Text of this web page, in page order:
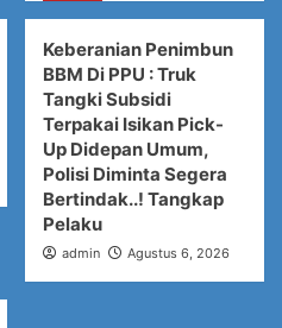
Keberanian Penimbun
BBM Di PPU : Truk
Tangki Subsidi
Terpakai Isikan Pick-
Up Didepan Umum,
Polisi Diminta Segera
Bertindak..! Tangkap
Pelaku
admin Agustus 6, 2026